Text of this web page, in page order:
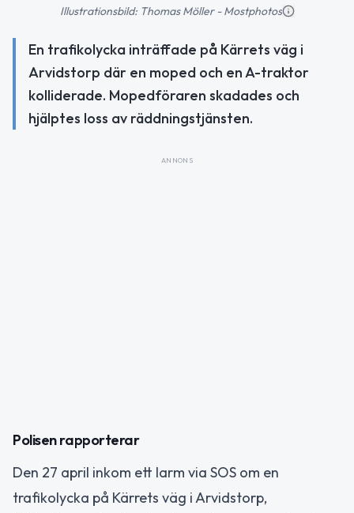
Illustrationsbild: Thomas Möller - Mostphotos
En trafikolycka inträffade på Kärrets väg i
Arvidstorp där en moped och en A-traktor
kolliderade. Mopedföraren skadades och
hjälptes loss av räddningstjänsten.
ANNONS
Polisen rapporterar
Den 27 april inkom ett larm via SOS om en
trafikolycka på Kärrets väg i Arvidstorp,